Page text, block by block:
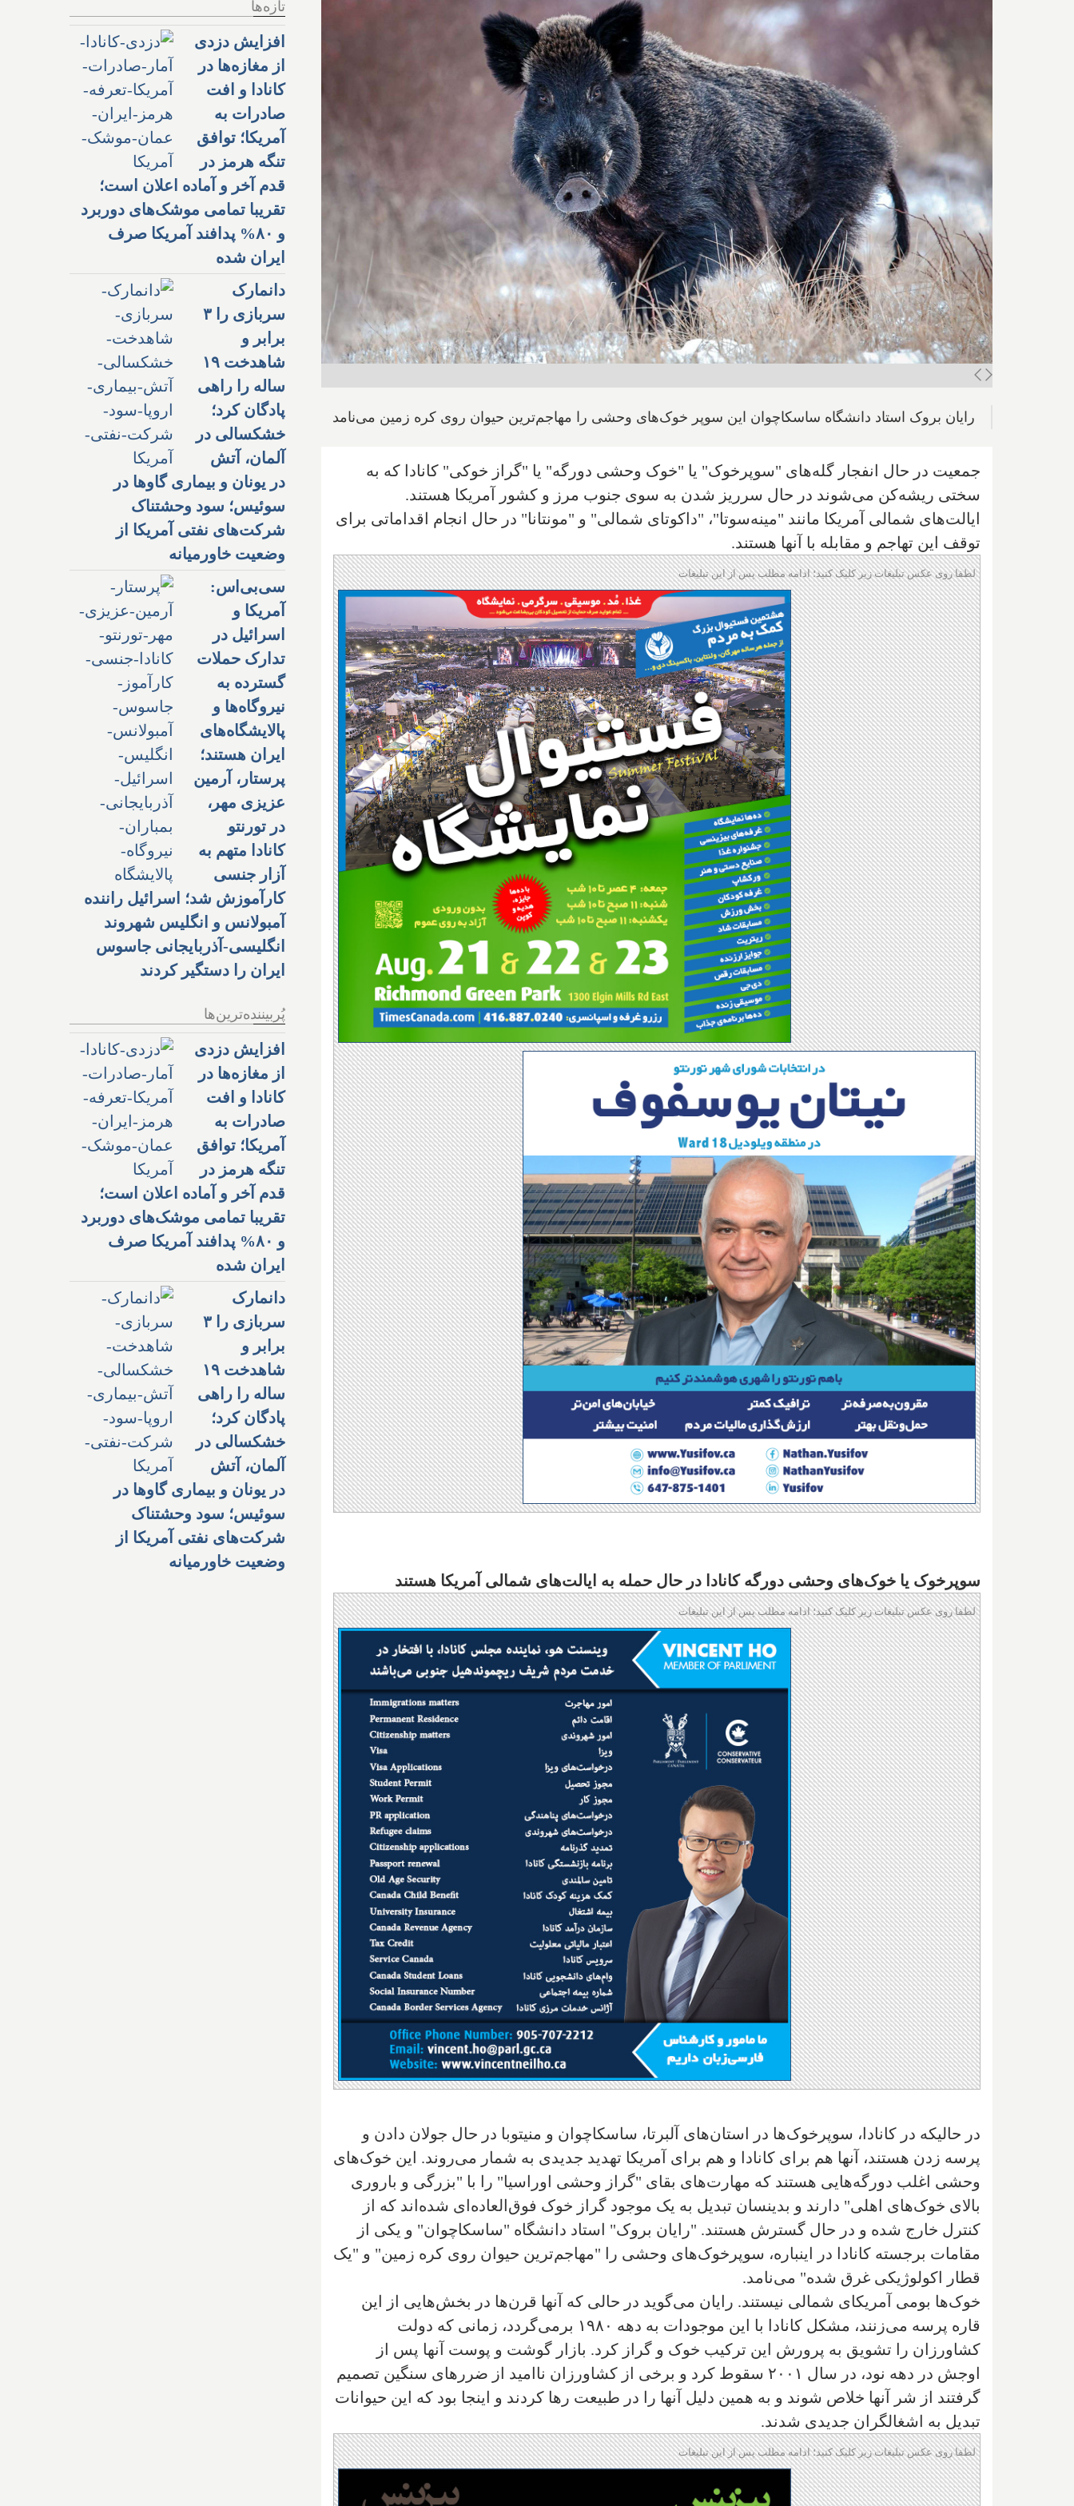
رایان بروک استاد دانشگاه ساسکاچوان این سوپر خوک‌های وحشی را مهاجم‌ترین حیوان روی کره زمین می‌نامد
جمعیت در حال انفجار گله‌های "سوپرخوک" یا "خوک وحشی دورگه" یا "گراز خوکی" کانادا که به
سختی ریشه‌کن می‌شوند در حال سرریز شدن به سوی جنوب مرز و کشور آمریکا هستند.
ایالت‌های شمالی آمریکا مانند "مینه‌سوتا"، "داکوتای شمالی" و "مونتانا" در حال انجام اقداماتی برای
توقف این تهاجم و مقابله با آنها هستند.
لطفا روی عکس تبلیغات زیر کلیک کنید؛ ادامه مطلب پس از این تبلیغات
سوپرخوک یا خوک‌های وحشی دورگه کانادا در حال حمله به ایالت‌های شمالی آمریکا هستند
لطفا روی عکس تبلیغات زیر کلیک کنید؛ ادامه مطلب پس از این تبلیغات
در حالیکه در کانادا، سوپرخوک‌ها در استان‌های آلبرتا، ساسکاچوان و منیتوبا در حال جولان دادن و
پرسه زدن هستند، آنها هم برای کانادا و هم برای آمریکا تهدید جدیدی به شمار می‌روند. این خوک‌های
وحشی اغلب دورگه‌هایی هستند که مهارت‌های بقای "گراز وحشی اوراسیا" را با "بزرگی و باروری
بالای خوک‌های اهلی" دارند و بدینسان تبدیل به یک موجود گراز خوک فوق‌العاده‌ای شده‌اند که از
کنترل خارج شده و در حال گسترش هستند. "رایان بروک" استاد دانشگاه "ساسکاچوان" و یکی از
مقامات برجسته کانادا در اینباره، سوپرخوک‌های وحشی را "مهاجم‌ترین حیوان روی کره زمین" و "یک
قطار اکولوژیکی غرق شده" می‌نامد.
خوک‌ها بومی آمریکای شمالی نیستند. رایان می‌گوید در حالی که آنها قرن‌ها در بخش‌هایی از این
قاره پرسه می‌زنند، مشکل کانادا با این موجودات به دهه ۱۹۸۰ برمی‌گردد، زمانی که دولت
کشاورزان را تشویق به پرورش این ترکیب خوک و گراز کرد. بازار گوشت و پوست آنها پس از
اوجش در دهه نود، در سال ۲۰۰۱ سقوط کرد و برخی از کشاورزان ناامید از ضررهای سنگین تصمیم
گرفتند از شر آنها خلاص شوند و به همین دلیل آنها را در طبیعت رها کردند و اینجا بود که این حیوانات
تبدیل به اشغالگران جدیدی شدند.
لطفا روی عکس تبلیغات زیر کلیک کنید؛ ادامه مطلب پس از این تبلیغات
تازه‌ها
افزایش دزدی
از مغازه‌ها در
کانادا و افت
صادرات به
آمریکا؛ توافق
تنگه هرمز در
قدم آخر و آماده اعلان است؛
تقریبا تمامی موشک‌های دوربرد
و ۸۰% پدافند آمریکا صرف
ایران شده
دانمارک
سربازی را ۳
برابر و
شاهدخت ۱۹
ساله را راهی
پادگان کرد؛
خشکسالی در
آلمان، آتش
در یونان و بیماری گاوها در
سوئیس؛ سود وحشتناک
شرکت‌های نفتی آمریکا از
وضعیت خاورمیانه
سی‌بی‌اس:
آمریکا و
اسرائیل در
تدارک حملات
گسترده به
نیروگاه‌ها و
پالایشگاه‌های
ایران هستند؛
پرستار، آرمین
عزیزی مهر،
در تورنتو
کانادا متهم به
آزار جنسی
کارآموزش شد؛ اسرائیل راننده
آمبولانس و انگلیس شهروند
انگلیسی-آذربایجانی جاسوس
ایران را دستگیر کردند
پُربیننده‌ترین‌ها
افزایش دزدی
از مغازه‌ها در
کانادا و افت
صادرات به
آمریکا؛ توافق
تنگه هرمز در
قدم آخر و آماده اعلان است؛
تقریبا تمامی موشک‌های دوربرد
و ۸۰% پدافند آمریکا صرف
ایران شده
دانمارک
سربازی را ۳
برابر و
شاهدخت ۱۹
ساله را راهی
پادگان کرد؛
خشکسالی در
آلمان، آتش
در یونان و بیماری گاوها در
سوئیس؛ سود وحشتناک
شرکت‌های نفتی آمریکا از
وضعیت خاورمیانه